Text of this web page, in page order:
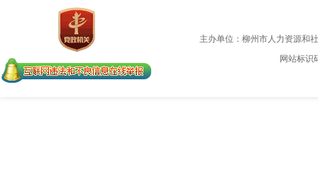
主办单位：柳州市人力资源和
网站标识